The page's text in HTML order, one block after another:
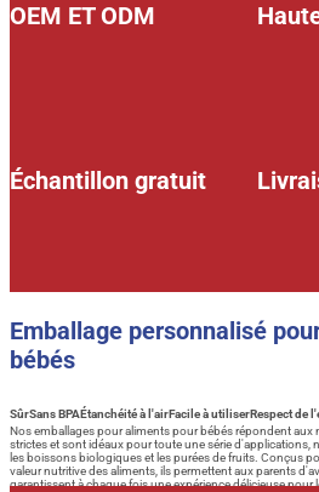
OEM ET ODM
Échantillon gratuit
Emballage personnalisé
bébés
SûrSans BPAÉtanchéité à l'airFacile à utiliserRespect de
Nos emballages pour aliments pour bébés répondent aux
strictes et sont idéaux pour toute une série d'applications,
les boissons biologiques et les purées de fruits. Conçus
valeur nutritive des aliments, ils permettent aux parents
garantissent à chaque fois une expérience délicieuse pour